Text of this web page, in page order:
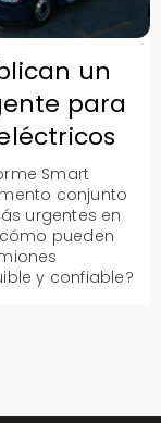
un
para
Smart
conjunto
urgentes en
pueden
y confiable?